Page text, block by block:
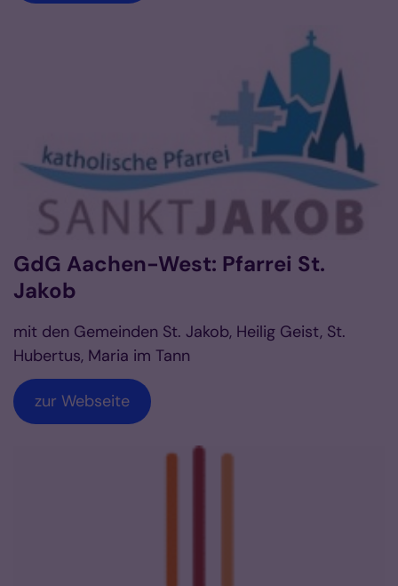
GdG Aachen-West: Pfarrei St.
Jakob
mit den Gemeinden St. Jakob, Heilig Geist, St.
Hubertus, Maria im Tann
zur Webseite